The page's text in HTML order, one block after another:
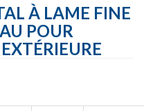
À LAME FINE
POUR